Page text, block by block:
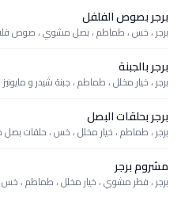
برجر بصوص الفلفل
برجر ، خس ، طماطم ، بصل مشوي ، صوص
برجر بالجبنة
برجر ، خيار مخلل ، طماطم ، جبنة شيدر و مايونيز
برجر بحلقات البصل
برجر ، طماطم ، خيار مخلل ، خس ، حلقات بصل
مشروم برجر
برجر ، فطر مشوي ، خيار مخلل ، طماطم ،